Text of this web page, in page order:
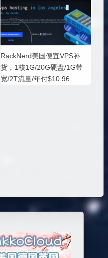
RackNerd美国便宜VPS补
货，1核1G/20G硬盘/1G带
宽/2T流量/年付$10.96